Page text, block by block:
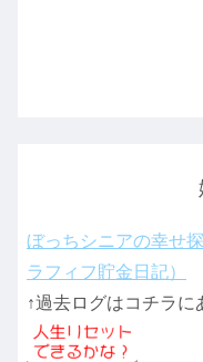
ぼっちシニアの幸せ
ラフィフ貯金日記）
↑過去ログはコチラに